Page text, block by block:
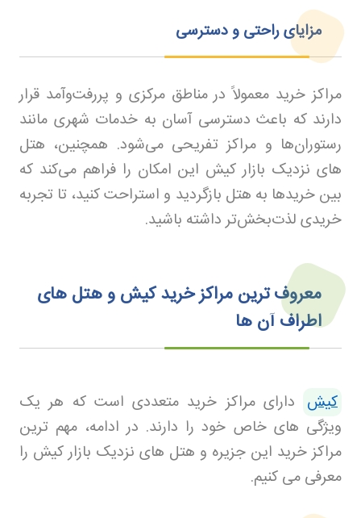
مزایای راحتی و دسترسی
مراکز خرید معمولاً در مناطق مرکزی و پررفت‌وآمد قرار
دارند که باعث دسترسی آسان به خدمات شهری مانند
رستوران‌ها و مراکز تفریحی می‌شود. همچنین، هتل
های نزدیک بازار کیش این امکان را فراهم می‌کند که
بین خریدها به هتل بازگردید و استراحت کنید، تا تجربه
خریدی لذت‌بخش‌تر داشته باشید.
معروف‌ ترین مراکز خرید کیش و هتل‌ های
اطراف آن‌ ها
کیش دارای مراکز خرید متعددی است که هر یک
ویژگی های خاص خود را دارند. در ادامه، مهم ترین
مراکز خرید این جزیره و هتل های نزدیک بازار کیش را
معرفی می کنیم.